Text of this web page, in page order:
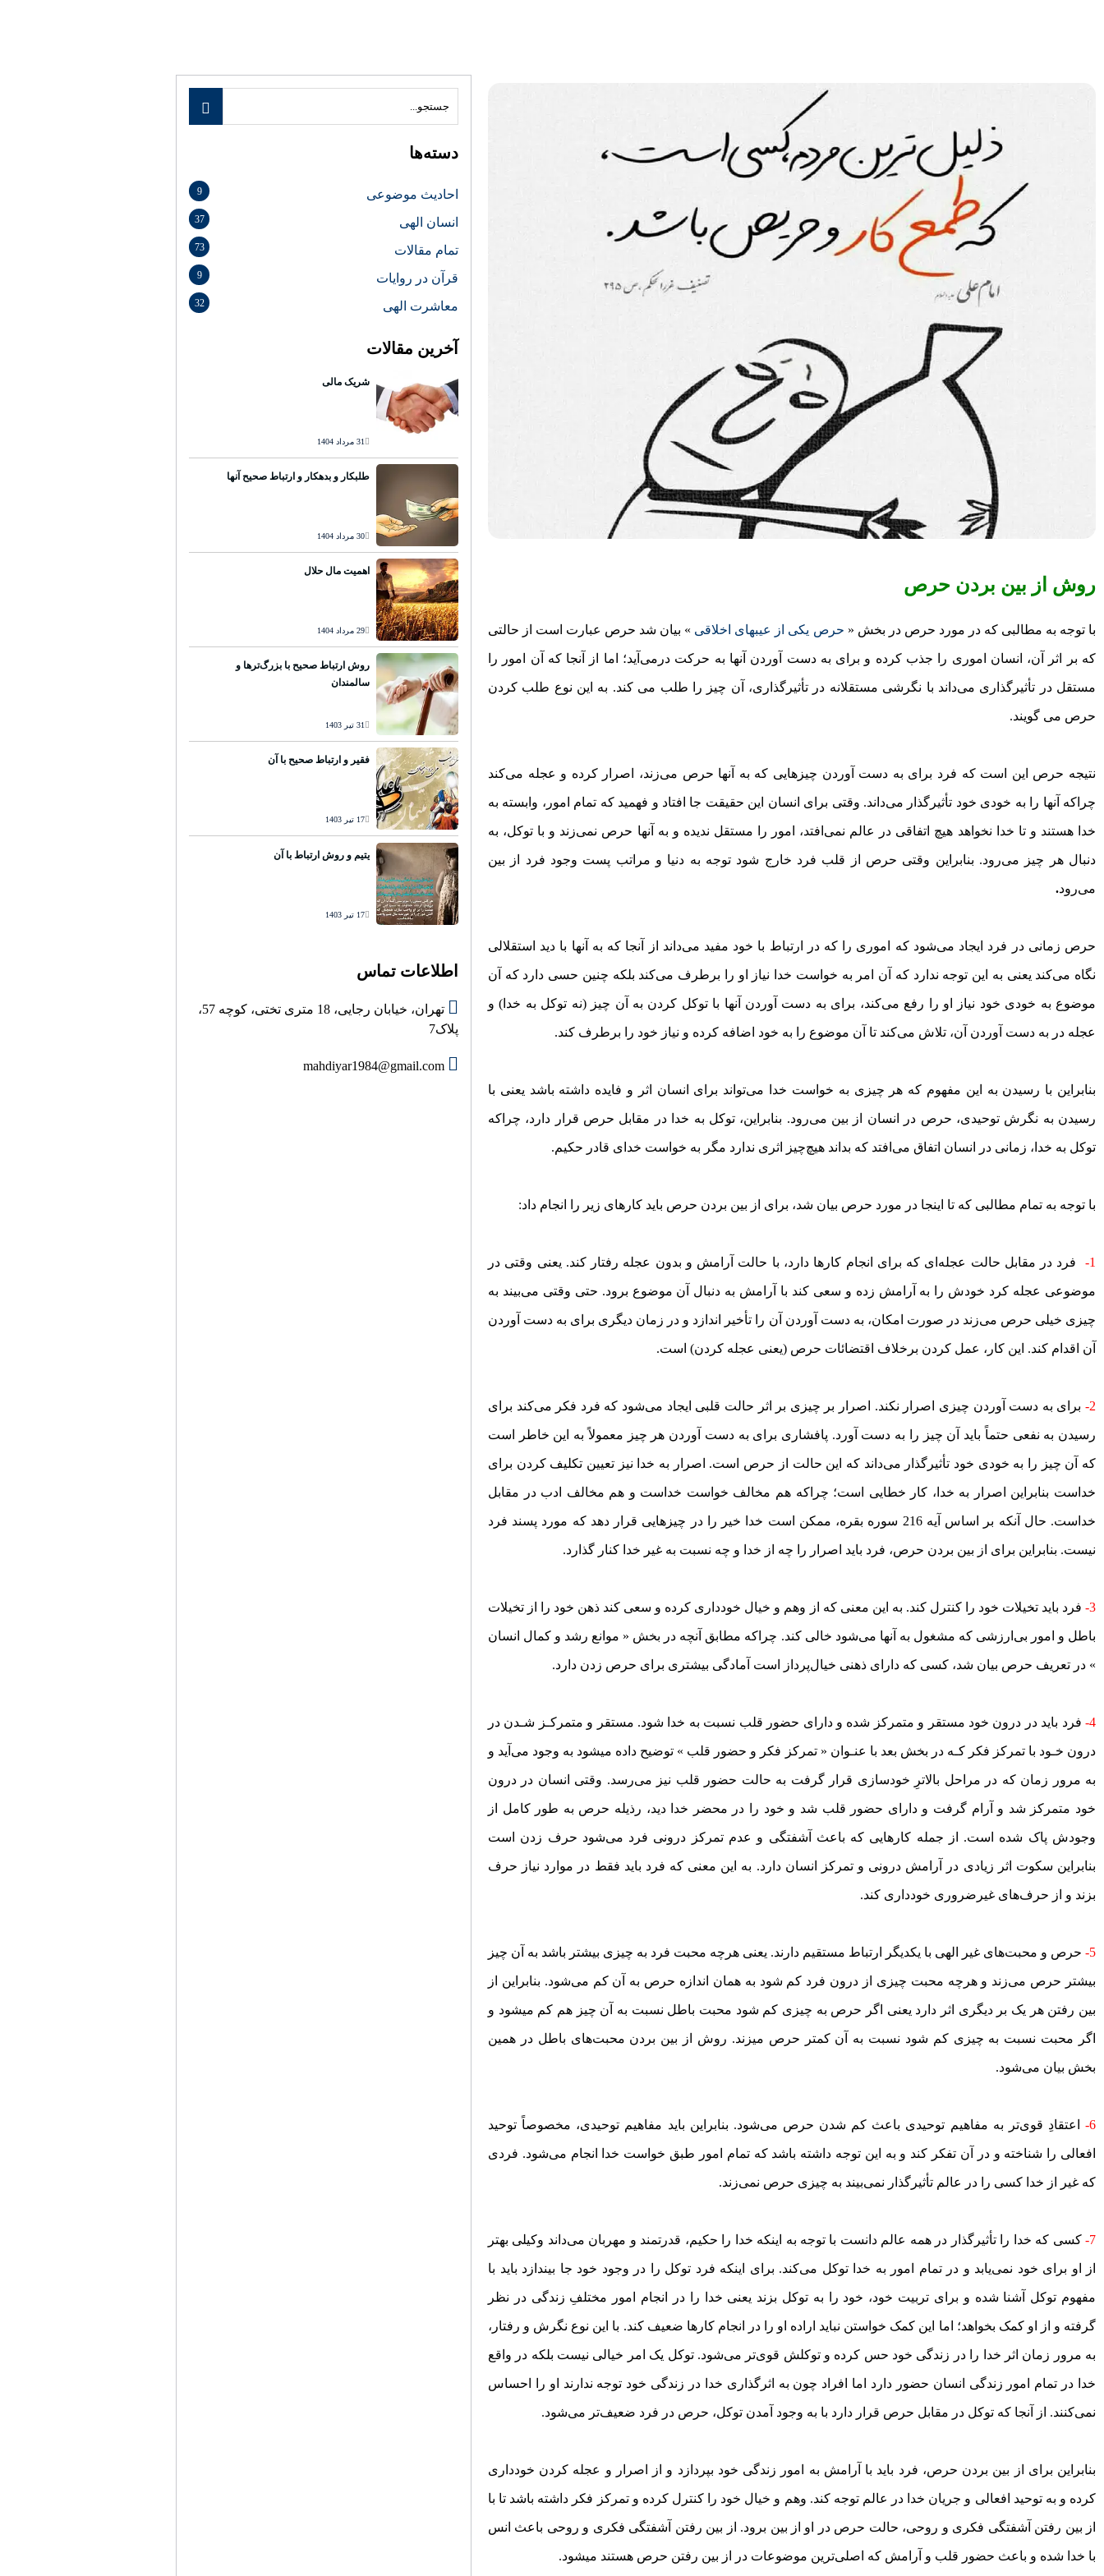
روش از بین بردن حرص
با توجه به مطالبی که در مورد حرص در بخش « حرص یکی از عیبهای اخلاقی » بیان شد حرص عبارت است از حالتی
که بر اثر آن، انسان اموری را جذب کرده و برای به دست آوردن آنها به حرکت در‌می‌آید؛ اما از آنجا که آن امور را
مستقل در تأثیرگذاری می‌داند با نگرشی مستقلانه در تأثیرگذاری، آن چیز را طلب می کند. به این نوع طلب کردن
حرص می­ گویند.
نتیجه حرص این است که فرد برای به دست آوردن چیز‌هایی که به آنها حرص می‌زند، اصرار کرده و عجله می‌کند
چراکه آنها را به خودی خود تأثیرگذار می‌داند. وقتی برای انسان این حقیقت جا افتاد و فهمید که تمام امور، وابسته به
خدا هستند و تا خدا نخواهد هیچ اتفاقی در عالم نمی‌افتد، امور را مستقل ندیده و به آنها حرص نمی‌زند و با توکل، به
دنبال هر چیز می‌رود. بنابراین وقتی حرص از قلب فرد خارج شود توجه به دنیا و مراتب پست وجود فرد از بین
می‌رود.
حرص زمانی در فرد ایجاد می‌شود که اموری را که در ارتباط با خود مفید می‌داند از آنجا که به آنها با دید استقلالی
نگاه می‌کند یعنی به این توجه ندارد که آن امر به خواست خدا نیاز او را برطرف می‌کند بلکه چنین حسی دارد که آن
موضوع به خودی خود نیاز او را رفع می‌کند، برای به دست آوردن آنها با توکل کردن به آن چیز (نه توکل به خدا) و
عجله در به دست آوردن آن، تلاش می‌کند تا آن موضوع را به خود اضافه کرده و نیاز خود را برطرف کند.
بنابراین با رسیدن به این مفهوم که هر چیزی به خواست خدا می‌تواند برای انسان اثر و فایده داشته باشد یعنی با
رسیدن به نگرش توحیدی، حرص در انسان از بین می‌رود. بنابراین، توکل به خدا در مقابل حرص قرار دارد، چراکه
توکل به خدا، زمانی در انسان اتفاق می‌افتد که بداند هیچ‌چیز اثری ندارد مگر به خواست خدای قادر حکیم.
با توجه به تمام مطالبی که تا اینجا در مورد حرص بیان شد، برای از بین بردن حرص باید کار‌های زیر را انجام داد:
1- فرد در مقابل حالت عجله‌ای که برای انجام کار‌ها دارد، با حالت آرامش و بدون عجله رفتار کند. یعنی وقتی در
موضوعی عجله‌ کرد خودش را به آرامش زده و سعی ‌کند با آرامش به دنبال آن موضوع برود. حتی وقتی می‌بیند به
چیزی خیلی حرص می‌زند در صورت امکان، به دست آوردن آن را تأخیر اندازد و در زمان دیگری برای به دست آوردن
آن اقدام کند. این کار، عمل کردن برخلاف اقتضائات حرص (یعنی عجله کردن) است.
2- برای به دست آوردن چیزی اصرار نکند. اصرار بر چیزی بر اثر حالت قلبی ایجاد می‌شود که فرد فکر می‌کند برای
رسیدن به نفعی حتماً باید آن چیز را به دست آورد. پافشاری برای به دست آوردن هر چیز معمولاً به این خاطر است
که آن چیز را به خودی خود تأثیرگذار می‌داند که این حالت از حرص است. اصرار به خدا نیز تعیین تکلیف کردن برای
خداست بنابراین اصرار به خدا، کار خطایی است؛ چراکه هم مخالف خواست خداست و هم مخالف ادب در مقابل
خداست. حال آنکه بر اساس آیه 216 سوره بقره، ممکن است خدا خیر را در چیز‌هایی قرار دهد که مورد پسند فرد
نیست. بنابراین برای از بین بردن حرص، فرد باید اصرار را چه از خدا و چه نسبت به غیر خدا کنار گذارد.
3- فرد باید تخیلات خود را کنترل کند. به این معنی که از وهم و خیال خودداری کرده و سعی کند ذهن خود را از تخیلات
باطل و امور بی‌ارزشی که مشغول به آنها می‌شود خالی کند. چراکه مطابق آنچه در بخش « موانع رشد و کمال انسان
» در تعریف حرص بیان شد، کسی که دارای ذهنی خیال‌پرداز است آمادگی بیشتری برای حرص زدن دارد.
4- فرد باید در درون خود مستقر و متمرکز شده و دارای حضور قلب نسبت به خدا شود. مستقر و متمرکـز شـدن در
درون خـود با تمرکز فکر کـه در بخش بعد با عنـوان « تمرکز فکر و حضور قلب » توضیح داده می­شود به وجود می‌آید و
به مرور زمان که در مراحل بالا‌ترِ خودسازی قرار گرفت به حالت حضور قلب نیز می‌رسد. وقتی انسان در درون
خود متمرکز شد و آرام گرفت و دارای حضور قلب شد و خود را در محضر خدا دید، رذیله حرص به طور کامل از
وجودش پاک شده است. از جمله کار‌هایی که باعث آشفتگی و عدم تمرکز درونی فرد می‌شود حرف زدن است
بنابراین سکوت اثر زیادی در آرامش درونی و تمرکز انسان دارد. به این معنی که فرد باید فقط در موارد نیاز حرف
بزند و از حرف‌های غیرضروری خودداری کند.
5- حرص و محبت‌‌های غیر الهی با یکدیگر ارتباط مستقیم دارند. یعنی هرچه محبت فرد به چیزی بیشتر باشد به آن چیز
بیشتر حرص می‌زند و هرچه محبت چیزی از درون فرد کم شود به همان اندازه حرص به آن کم می‌شود. بنابراین از
بین رفتن هر یک بر دیگری اثر دارد یعنی اگر حرص به چیزی کم شود محبت باطل نسبت به آن چیز هم کم می­شود و
اگر محبت نسبت به چیزی کم شود نسبت به آن کمتر حرص می­زند. روش از بین بردن محبت‌‌های باطل در همین
بخش بیان می‌شود.
6- اعتقادِ قوی‌‌تر به مفاهیم توحیدی باعث کم شدن حرص می‌شود. بنابراین باید مفاهیم توحیدی، مخصوصاً توحید
افعالی را شناخته و در آن تفکر کند و به این توجه داشته باشد که تمام امور طبق خواست خدا انجام می‌شود. فردی
که غیر از خدا کسی را در عالم تأثیرگذار نمی‌بیند به چیزی حرص نمی‌زند.
7- کسی که خدا را تأثیرگذار در همه عالم دانست با توجه به اینکه خدا را حکیم، قدرتمند و مهربان می‌داند وکیلی بهتر
از او برای خود نمی‌یابد و در تمام امور به خدا توکل می‌کند. برای اینکه فرد توکل را در وجود خود جا بیندازد باید با
مفهوم توکل آشنا شده و برای تربیت خود، خود را به توکل بزند یعنی خدا را در انجام امور مختلفِ زندگی در نظر
گرفته و از او کمک بخواهد؛ اما این کمک خواستن نباید اراده او را در انجام کار‌ها ضعیف کند. با این نوع نگرش و رفتار،
به مرور زمان اثر خدا را در زندگی خود حس کرده و توکلش قوی‌‌تر می‌شود. توکل یک امر خیالی نیست بلکه در واقع
خدا در تمام امور زندگی انسان حضور دارد اما افراد چون به اثرگذاری خدا در زندگی خود توجه ندارند او را احساس
نمی‌کنند. از آنجا که توکل در مقابل حرص قرار دارد با به وجود آمدن توکل، حرص در فرد ضعیف‌تر می‌شود.
بنابراین برای از بین بردن حرص، فرد باید با آرامش به امور زندگی خود بپردازد و از اصرار و عجله کردن خودداری
کرده و به توحید افعالی و جریان خدا در عالم توجه کند. وهم و خیال خود را کنترل کرده و تمرکز فکر داشته باشد تا با
از بین رفتن آشفتگی فکری و روحی، حالت حرص در او از بین برود. از بین رفتن آشفتگی فکری و روحی باعث انس
با خدا شده و باعث حضور قلب و آرامش که اصلی‌‌ترین موضوعات در از بین رفتن حرص هستند می­شود.
دسته‌ها
احادیث موضوعی 9
انسان الهی 37
تمام مقالات 73
قرآن در روایات 9
معاشرت الهی 32
آخرین مقالات
شریک مالی
31 مرداد 1404
طلبکار و بدهکار و ارتباط صحیح آنها
30 مرداد 1404
اهمیت مال حلال
29 مرداد 1404
روش ارتباط صحیح با بزرگ‌ترها و
سالمندان
31 تیر 1403
فقیر و ارتباط صحیح با آن
17 تیر 1403
یتیم و روش ارتباط با آن
17 تیر 1403
اطلاعات تماس
تهران، خیابان رجایی، 18 متری تختی، کوچه 57،
پلاک7
mahdiyar1984@gmail.com